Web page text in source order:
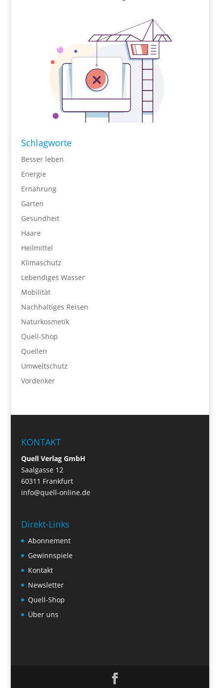
Schlagworte
Besser leben
Energie
Ernährung
Garten
Gesundheit
Haare
Heilmittel
Klimaschutz
Lebendiges Wasser
Mobilität
Nachhaltiges Reisen
Naturkosmetik
Quell-Shop
Quellen
Umweltschutz
Vordenker
KONTAKT
Quell Verlag GmbH
Saalgasse 12
60311 Frankfurt
info@quell-online.de
Direkt-Links
Abonnement
Gewinnspiele
Kontakt
Newsletter
Quell-Shop
Über uns